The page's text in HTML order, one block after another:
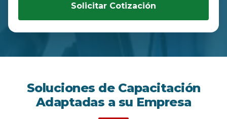
Solicitar Cotización
Soluciones de Capacitación
Adaptadas a su Empresa